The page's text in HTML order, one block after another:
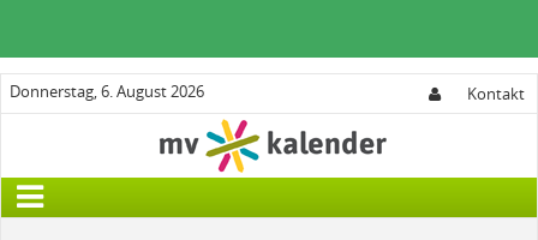
Donnerstag, 6. August 2026 Kontakt